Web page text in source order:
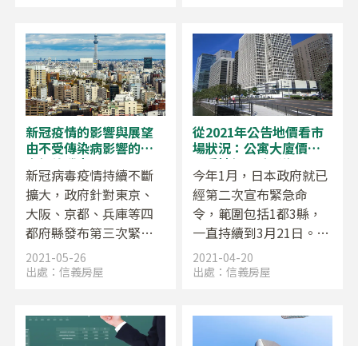
24 日至 9 月 5 日期間舉
行。
動產方面用以解決所有
者不明土地的「不動產
登記法改正案」、「民
法改正案」、新法「繼
承土地國庫歸屬法」。
此外，眾議院本會議於 6
月 1 日也通過安
新冠疫情的影響與展望
由不受傳染病影響的資
產價值勝出
新冠病毒疫情持續不斷
擴大，政府針對東京、
大阪、京都、兵庫等四
都府縣發布第三次緊急
事態宣言，實施期間暫
定至 5 月 11 日為止，但
發布第四或第五次宣
2021-05-26
出處： 信義房屋
從2021年公告地價看市
場狀況：公寓大廈價格
不受地價下跌影響
今年1月，日本政府就已
經第二次宣布緊急命
令，範圍包括1都3縣，
一直持續到3月21日。由
於配合政策而暫停營
業、縮短營業時間、訪
為主的區域，地價都呈
2021-04-20
出處： 信義房屋